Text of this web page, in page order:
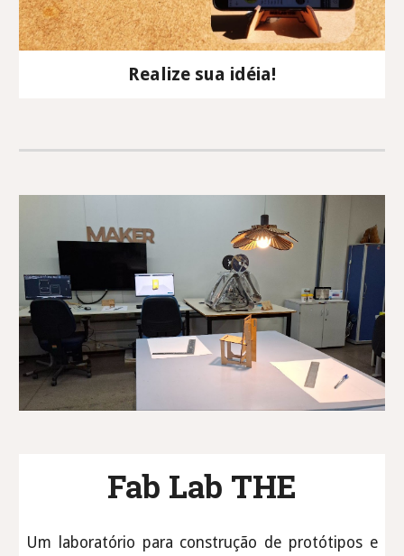
Realize sua idéia!
Fab Lab THE
Um laboratório para construção de protótipos e